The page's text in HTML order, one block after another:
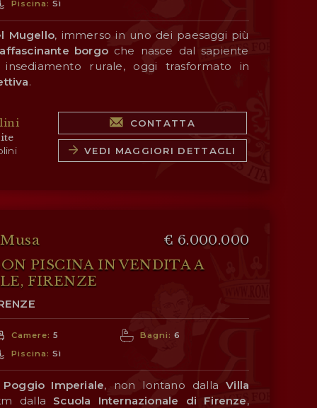
caratteristico soppalco sfruttabile come
Piscina: Sì
Mugello, immerso in uno dei paesaggi più
affascinante borgo che nasce dal sapiente
rurale, oggi trasformato in
.
dell'architettura tradizionale toscana,
con ambienti accoglienti e raffinati,
alto livelloa breve distanza daFirenze.
per l'accoglienza degli ospiti. Gli interni,
e rilassante.
, elemento che arricchisce ulteriormente il
CONTATTA
VEDI MAGGIORI DETTAGLI
€ 6.000.000
PISCINA IN VENDITA A
FIRENZE
Camere: 5 Bagni:6
Piscina: Sì
Poggio Imperiale, non lontano dallaVilla
dalla Scuola Internazionale di Firenze,